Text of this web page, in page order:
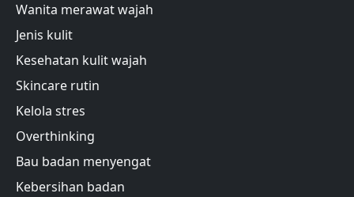
Wanita merawat wajah
Jenis kulit
Kesehatan kulit wajah
Skincare rutin
Kelola stres
Overthinking
Bau badan menyengat
Kebersihan badan